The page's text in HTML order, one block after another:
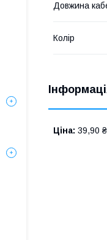
Довжина
Колір
Ціна: 39,90 ₴